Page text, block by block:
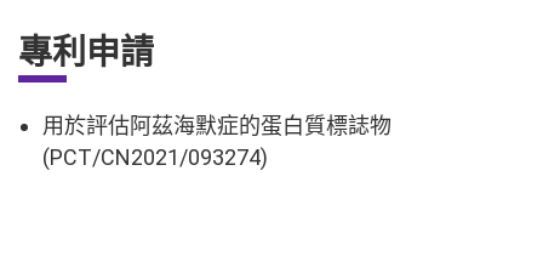
專利申請
用於評估阿茲海默症的蛋白質標誌物
(PCT/CN2021/093274)